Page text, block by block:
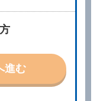
ったときは、原
の範囲内で予約
約申込金を支払
進む